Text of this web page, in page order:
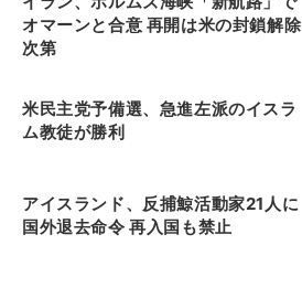
オマーンと合意 再開は米の封鎖解除
次第
米民主党予備選、急進左派のイスラ
ム教徒が勝利
アイスランド、反捕鯨活動家21人に
国外退去命令 再入国も禁止